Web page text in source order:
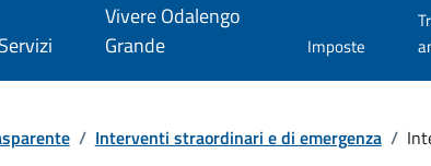
Servizi
Vivere Odalengo
Grande
Imposte
/ Interventi straordinari e di emergenza /